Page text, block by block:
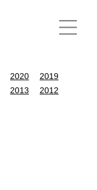
2020
2019
2013
2012